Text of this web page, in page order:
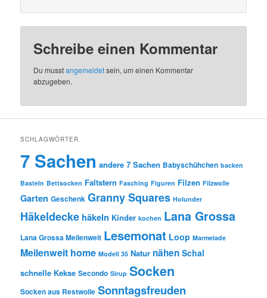
Schreibe einen Kommentar
Du musstangemeldetsein, um einen Kommentar
abzugeben.
SCHLAGWÖRTER
7 Sachen andere 7 Sachen Babyschühchen backen
Basteln Bettsocken Faltstern Fasching Figuren Filzen Filzwolle
Garten Geschenk Granny Squares Holunder
Häkeldecke häkeln Kinder kochen Lana Grossa
Lana Grossa Meilenweit Lesemonat Loop Marmelade
Meilenweit home Modell 35 Natur nähen Schal
schnelle Kekse Secondo Sirup Socken
Socken aus Restwolle Sonntagsfreuden